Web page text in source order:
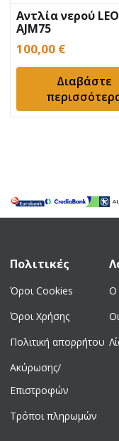
Αντλία νερού LEO
AJM75
100,00 €
Διαβάστε
Πολιτικές
Όροι Cookies
Όροι Χρήσης
Πολιτική απορρήτου
Ακύρωσης/
Επιστροφών
Τρόποι πληρωμών
Ο